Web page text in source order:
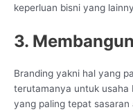
keperluan bisni yang
3.
Branding yakni hal yang
terutamanya untuk usaha
yang paling tepat